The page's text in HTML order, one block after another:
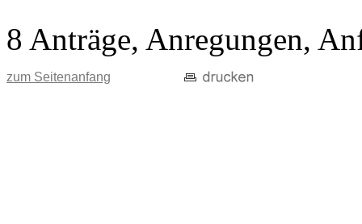
8 Anträge, Anregungen,
zum Seitenanfang